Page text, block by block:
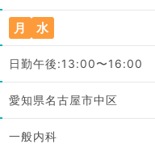
月 水
日勤午後:13:00〜16:00
愛知県名古屋市中区
一般内科